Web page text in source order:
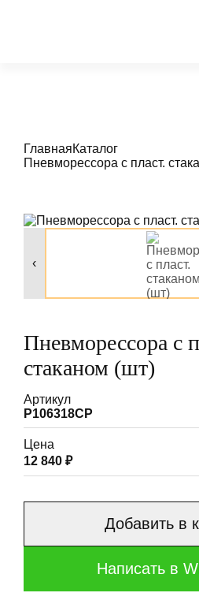
ГлавнаяКаталог
Пневморессора с пласт.
‹
Пневморессора с
стаканом (шт)
Артикул
P106318CP
Цена
12 840 ₽
Добавить в
Написать в